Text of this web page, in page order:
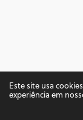
Este site usa
experiência em